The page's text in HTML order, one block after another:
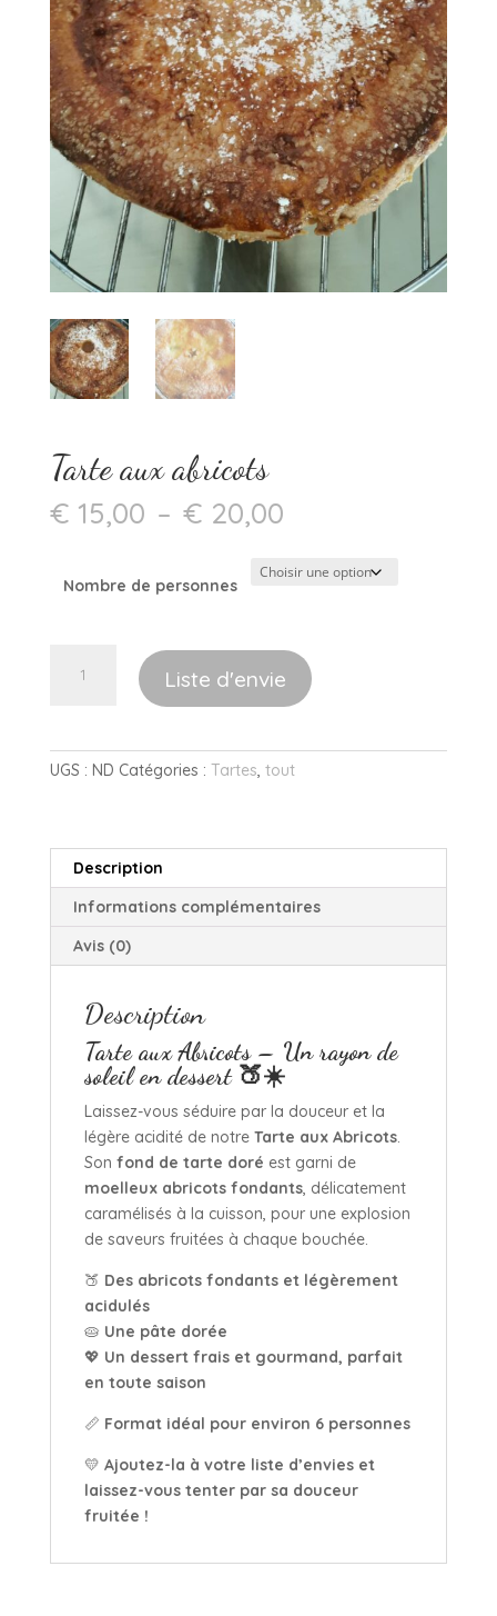
Tarte aux abricots
€ 15,00 – € 20,00Plage
prix :
€ 15,00
Nombre de personnes
abricots
Liste d'envie
t
n
i
UGS : ND Catégories : Tartes, tout
Description
Informations complémentaires
Avis (0)
Description
Tarte aux Abricots – Un rayon de
soleil en dessert 🍑☀️
Laissez-vous séduire par la douceur et la
légère acidité de notre Tarte aux Abricots.
Son fond de tarte doré est garni de
moelleux abricots fondants, délicatement
caramélisés à la cuisson, pour une explosion
de saveurs fruitées à chaque bouchée.
🍑 Des abricots fondants et légèrement
acidulés
🥧 Une pâte dorée
💖 Un dessert frais et gourmand, parfait
en toute saison
📏 Format idéal pour environ 6 personnes
💛 Ajoutez-la à votre liste d’envies et
laissez-vous tenter par sa douceur
fruitée !